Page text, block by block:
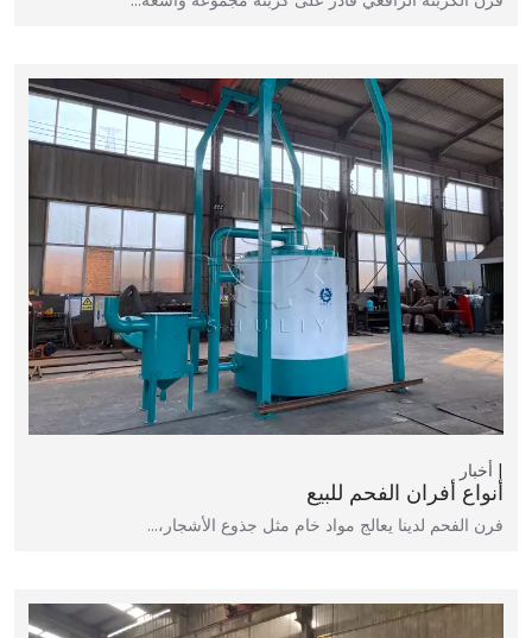
أخبار
أنواع أفران الفحم للبيع
فرن الفحم لدينا يعالج مواد خام مثل جذوع الأشجار،…